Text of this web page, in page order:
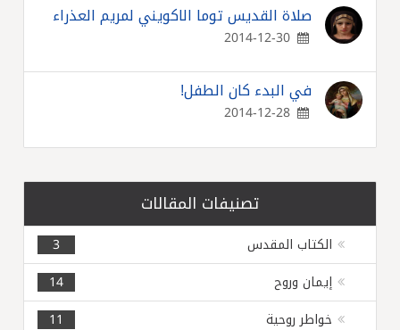
صلاة القديس توما الاكويني لمريم العذراء
2014-12-30
في البدء كان الطفل!
2014-12-28
تصنيفات المقالات
الكتاب المقدس
3
إيمان وروح
14
خواطر روحية
11